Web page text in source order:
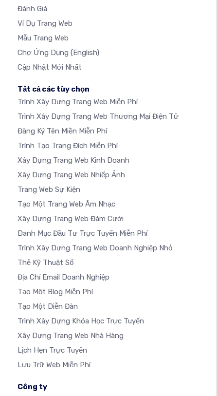
Đánh Giá
Ví Dụ Trang Web
Mẫu Trang Web
Chợ Ứng Dụng (English)
Cập Nhật Mới Nhất
Tất cả các tùy chọn
Trình Xây Dựng Trang Web Miễn Phí
Trình Xây Dựng Trang Web Thương Mại Điện Tử
Đăng Ký Tên Miền Miễn Phí
Trình Tạo Trang Đích Miễn Phí
Xây Dựng Trang Web Kinh Doanh
Xây Dựng Trang Web Nhiếp Ảnh
Trang Web Sự Kiện
Tạo Một Trang Web Âm Nhạc
Xây Dựng Trang Web Đám Cưới
Danh Mục Đầu Tư Trực Tuyến Miễn Phí
Trình Xây Dựng Trang Web Doanh Nghiệp Nhỏ
Thẻ Kỹ Thuật Số
Địa Chỉ Email Doanh Nghiệp
Tạo Một Blog Miễn Phí
Tạo Một Diễn Đàn
Trình Xây Dựng Khóa Học Trực Tuyến
Xây Dựng Trang Web Nhà Hàng
Lịch Hẹn Trực Tuyến
Lưu Trữ Web Miễn Phí
Công ty